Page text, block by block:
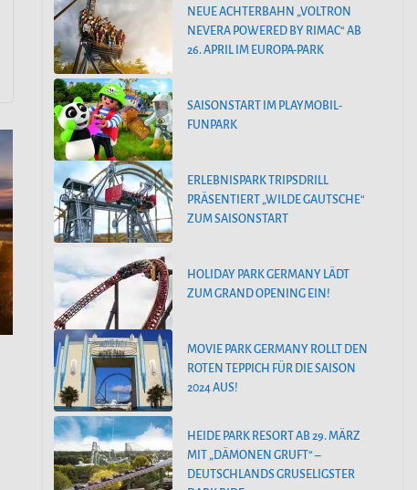
NEUE ACHTERBAHN „VOLTRON
NEVERA POWERED BY RIMAC“ AB
26. APRIL IM EUROPA-PARK
SAISONSTART IM PLAYMOBIL-
FUNPARK
ERLEBNISPARK TRIPSDRILL
PRÄSENTIERT „WILDE GAUTSCHE“
ZUM SAISONSTART
HOLIDAY PARK GERMANY LÄDT
ZUM GRAND OPENING EIN!
MOVIE PARK GERMANY ROLLT DEN
ROTEN TEPPICH FÜR DIE SAISON
2024 AUS!
HEIDE PARK RESORT AB 29. MÄRZ
MIT „DÄMONEN GRUFT“ –
DEUTSCHLANDS GRUSELIGSTER